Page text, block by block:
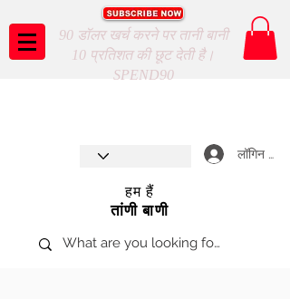
90 डॉलर खर्च करने पर तानी बानी
10 प्रतिशत की छूट देती है।
SPEND90
लॉगिन करें
हम हैं
तांणी बाणी